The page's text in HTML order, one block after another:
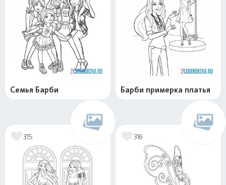
Семья Барби Барби примерка платья
315 316